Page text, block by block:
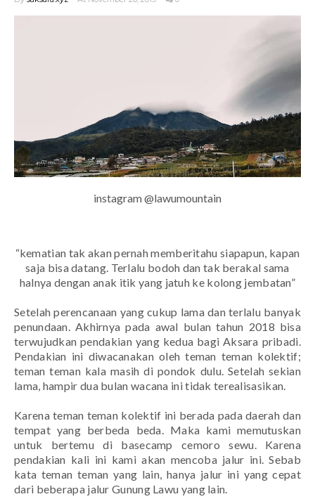
instagram @lawumountain
“kematian tak akan pernah memberitahu siapapun, kapan
saja bisa datang. Terlalu bodoh dan tak berakal sama
halnya dengan anak itik yang jatuh ke kolong jembatan”
Setelah perencanaan yang cukup lama dan terlalu banyak
penundaan. Akhirnya pada awal bulan tahun 2018 bisa
terwujudkan pendakian yang kedua bagi Aksara pribadi.
Pendakian ini diwacanakan oleh teman teman kolektif;
teman teman kala masih di pondok dulu. Setelah sekian
lama, hampir dua bulan wacana ini tidak terealisasikan.
Karena teman teman kolektif ini berada pada daerah dan
tempat yang berbeda beda. Maka kami memutuskan
untuk bertemu di basecamp cemoro sewu. Karena
pendakian kali ini kami akan mencoba jalur ini. Sebab
kata teman teman yang lain, hanya jalur ini yang cepat
dari beberapa jalur Gunung Lawu yang lain.